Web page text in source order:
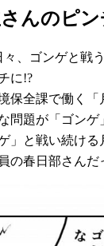
んのピン
々、ゴンゲと戦
に!?
保全課で働く「
問題が「ゴンゲ
」と戦い続け
の春日部さん